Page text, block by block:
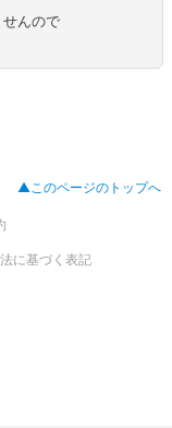
んので
▲このページのトップへ
に基づく表記